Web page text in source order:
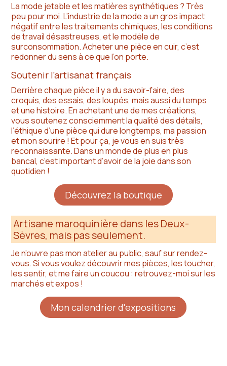
La mode jetable et les matières synthétiques ? Très
peu pour moi. L’industrie de la mode a un gros impact
négatif entre les traitements chimiques, les conditions
de travail désastreuses, et le modèle de
surconsommation. Acheter une pièce en cuir, c’est
redonner du sens à ce que l’on porte.
Soutenir l’artisanat français
Derrière chaque pièce il y a du savoir-faire, des
croquis, des essais, des loupés, mais aussi du temps
et une histoire. En achetant une de mes créations,
vous soutenez consciemment la qualité des détails,
l’éthique d’une pièce qui dure longtemps, ma passion
et mon sourire ! Et pour ça, je vous en suis très
reconnaissante. Dans un monde de plus en plus
bancal, c’est important d’avoir de la joie dans son
quotidien !
Découvrez la boutique
Artisane maroquinière dans les Deux-
Sèvres, mais pas seulement.
Je n’ouvre pas mon atelier au public, sauf sur rendez-
vous. Si vous voulez découvrir mes pièces, les toucher,
les sentir, et me faire un coucou : retrouvez-moi sur les
marchés et expos !
Mon calendrier d'expositions